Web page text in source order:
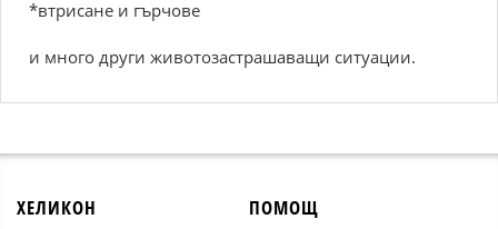
*втрисане и гърчове
и много други животозастрашаващи ситуации.
ХЕЛИКОН ПОМОЩ